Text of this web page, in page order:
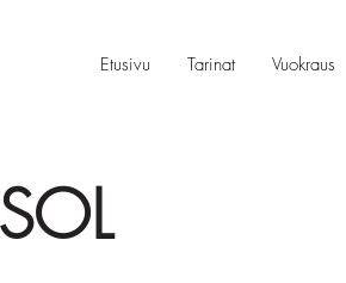
Etusivu Tarinat Vuokraus